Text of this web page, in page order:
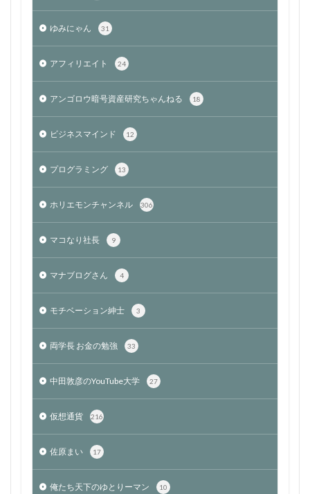
ゆみにゃん 31
アフィリエイト 24
アンゴロウ暗号資産研究ちゃんねる 18
ビジネスマインド 12
プログラミング 13
ホリエモンチャンネル 306
マコなり社長 9
マナブログさん 4
モチベーション紳士 3
両学長 お金の勉強 33
中田敦彦のYouTube大学 27
仮想通貨 216
佐原まい 17
俺たち天下のゆとりーマン 10